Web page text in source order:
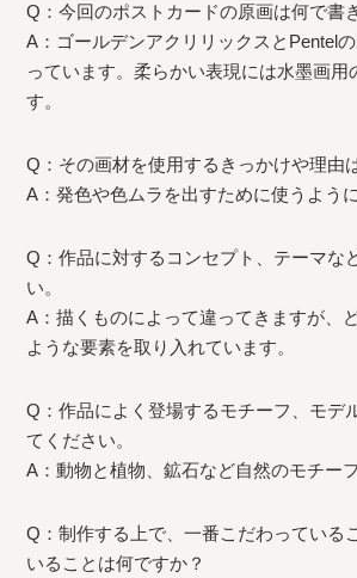
Q：今回のポストカードの原画は何で書
A：ゴールデンアクリリックスとPentel
っています。柔らかい表現には水墨画用
す。
Q：その画材を使用するきっかけや理由
A：発色や色ムラを出すために使うよう
Q：作品に対するコンセプト、テーマな
い。
A：描くものによって違ってきますが、
ような要素を取り入れています。
Q：作品によく登場するモチーフ、モデ
てください。
A：動物と植物、鉱石など自然のモチー
Q：制作する上で、一番こだわっている
いることは何ですか？